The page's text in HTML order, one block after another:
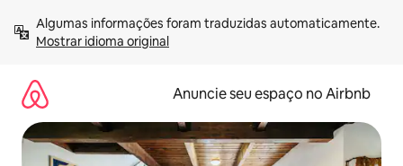
para
Mostrar idioma original
Anuncie seu espaço no Airbnb